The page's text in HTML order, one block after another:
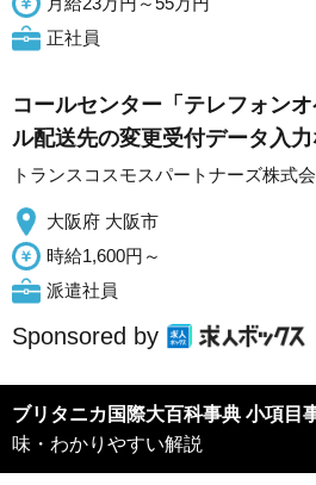
正社員
コールセンター「テレフォン
ル配送先の変更受付データ入
トランスコスモスパートナーズ株式
大阪府 大阪市
時給1,600円～
派遣社員
Sponsored by
ブリタニカ国際大百科事典 小項目
味・わかりやすい解説